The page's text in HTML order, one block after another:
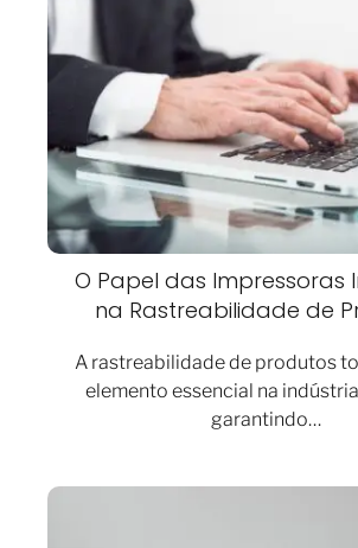
O Papel das Impressoras
na Rastreabilidade de
A rastreabilidade de produtos
elemento essencial na
garantindo…